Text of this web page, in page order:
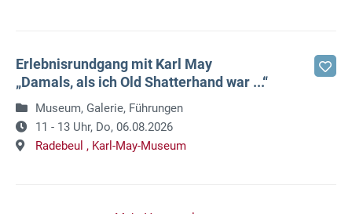
Erlebnisrundgang mit Karl May
„Damals, als ich Old Shatterhand war ...“
Museum, Galerie, Führungen
11 - 13 Uhr, Do, 06.08.2026
Radebeul , Karl-May-Museum